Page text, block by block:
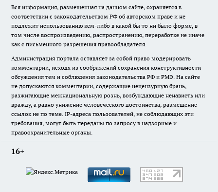
Вся информация, размещенная на данном сайте, охраняется в
соответствии с законодательством РФ об авторском праве и не
подлежит использованию кем-либо в какой бы то ни было форме, в
том числе воспроизведению, распространению, переработке не иначе
как с письменного разрешения правообладателя.
Администрация портала оставляет за собой право модерировать
комментарии, исходя из соображений сохранения конструктивности
обсуждения тем и соблюдения законодательства РФ и РМЭ. На сайте
не допускаются комментарии, содержащие нецензурную брань,
разжигающие межнациональную рознь, возбуждающие ненависть или
вражду, а равно унижение человеческого достоинства, размещение
ссылок не по теме. IP-адреса пользователей, не соблюдающих эти
требования, могут быть переданы по запросу в надзорные и
правоохранительные органы.
16+